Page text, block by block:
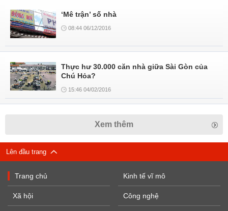
‘Mê trận’ số nhà
08:44 06/12/2016
Thực hư 30.000 căn nhà giữa Sài Gòn của
Chú Hỏa?
15:46 04/02/2016
Xem thêm
Lên đầu trang
Trang chủ
Xã hội
Kinh tế vĩ mô
Công nghệ